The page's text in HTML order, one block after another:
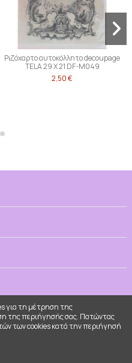
Ριζόχαρτο αυτοκόλλητο decoupage
TELA 29 X 21 DF-M049
2,50 €
για τη μέτρηση της
της περιήγησής σας. Πατώντας
των cookies κατά την περιήγησή